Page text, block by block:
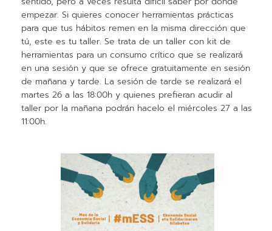
empezar. Si quieres conocer herramientas prácticas
para que tus hábitos remen en la misma dirección que
tú, este es tu taller. Se trata de un taller con kit de
herramientas para un consumo crítico que se realizará
en una sesión y que se ofrece gratuitamente en sesión
de mañana y tarde. La sesión de tarde se realizará el
martes 26 a las 18:00h y quienes prefieran acudir al
taller por la mañana podrán hacelo el miércoles 27 a las
11:00h.